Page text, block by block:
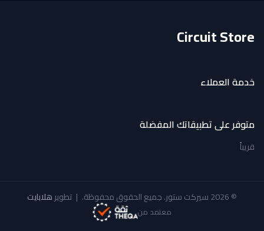
Circuit Store
خدمة العملاء
متوفر على تطبيقاتك المفضلة
قريباً
© 2026 سيركت ستور. جميع الحقوق محفوظة. | تطويرهلابايت
معتمد من